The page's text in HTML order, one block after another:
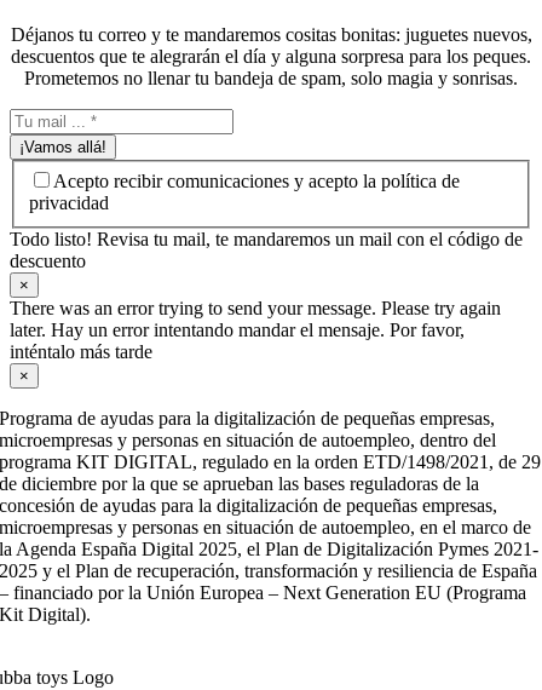
Déjanos tu correo y te mandaremos cositas bonitas: juguetes nuevos,
descuentos que te alegrarán el día y alguna sorpresa para los peques.
Prometemos no llenar tu bandeja de spam, solo magia y sonrisas.
¡Vamos allá!
Acepto recibir comunicaciones y acepto la política de
privacidad
Todo listo! Revisa tu mail, te mandaremos un mail con el código de
descuento
×
There was an error trying to send your message. Please try again
later. Hay un error intentando mandar el mensaje. Por favor,
inténtalo más tarde
×
Programa de ayudas para la digitalización de pequeñas empresas,
microempresas y personas en situación de autoempleo, dentro del
programa KIT DIGITAL, regulado en la orden ETD/1498/2021, de 29
de diciembre por la que se aprueban las bases reguladoras de la
concesión de ayudas para la digitalización de pequeñas empresas,
microempresas y personas en situación de autoempleo, en el marco de
la Agenda España Digital 2025, el Plan de Digitalización Pymes 2021-
2025 y el Plan de recuperación, transformación y resiliencia de España
– financiado por la Unión Europea – Next Generation EU (Programa
Kit Digital).